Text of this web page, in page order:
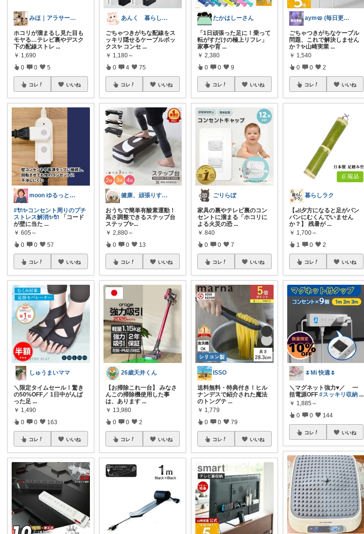
みほ｜アラサー主婦｜共働き｜2児育児中
ホコリが溜まるし見た目も
モヤる…テレビ裏やデスク
下の配線ストレ ...
￥ 1,690
0 0 5
コレ いいね
moon ゆるっと日和
#🔌✨コンセント周りのプチ
ストレス解消✨🔌 「コード
が壁に当た ...
￥ 605～
0 0 57
コレ いいね
しゅうまいママ
＼限定タイムセール！驚き
の50%OFF／ 1日中がんば
った足 ...
￥ 1,490
0 0 163
コレ いいね
あんく 暮らし快適room
ごちゃつきがちな配線をス
ッキリ隠せるケーブルボッ
クス✨ コンセ ...
￥ 1,180～
0 4 75
コレ いいね
健康、頑張りすぎない程度に頑張る40代
おうちで簡単有酸素運動！
高さ調整できるステップ台
ステップ✨ ​...
￥ 2,880～
0 0 13
コレ いいね
26歳天井くん
【お掃除これ一台】 みなさ
んこの掃除機使用した事
は、あります ...
￥ 13,980
0 0 2
コレ いいね
たかはしーさん
「1日頑張った足に！乗って
転がすだけの極上リフレ」
家事や育 ...
￥ 2,380
0 0 9
コレ いいね
ごりらぼ
​家具の裏やテレビ裏のコン
セントに溜まる「ホコリに
よる火災の恐 ...
￥ 840
0 0 7
コレ いいね
ISSO
送料無料・特典付き！ヒル
ナンデスで紹介された魔法
のトング ​テ ...
￥ 1,779
0 0 79
コレ いいね
aym🥨 (毎日更新してます🙌)
ごちゃつきがちなケーブル
問題、これで解決しません
か？✨山崎実業 ...
￥ 1,540
0 0 2
コレ いいね
暮らしラク
【🦶夕方になると足がパン
パンにむくんでいません
か？】 残暑が ...
￥ 1,700～
1 0 2
コレ いいね
🌷Mi 快適🌷
＼マグネット強力♥️／ 一
括電源OFF#スッキリ収納 ...
￥ 1,885～
0 0 144
コレ いいね